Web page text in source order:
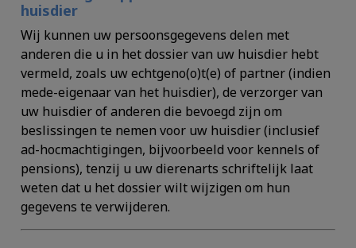
huisdier
Wij kunnen uw persoonsgegevens delen met
anderen die u in het dossier van uw huisdier hebt
vermeld, zoals uw echtgeno(o)t(e) of partner (indien
mede-eigenaar van het huisdier), de verzorger van
uw huisdier of anderen die bevoegd zijn om
beslissingen te nemen voor uw huisdier (inclusief
ad-hocmachtigingen, bijvoorbeeld voor kennels of
pensions), tenzij u uw dierenarts schriftelijk laat
weten dat u het dossier wilt wijzigen om hun
gegevens te verwijderen.